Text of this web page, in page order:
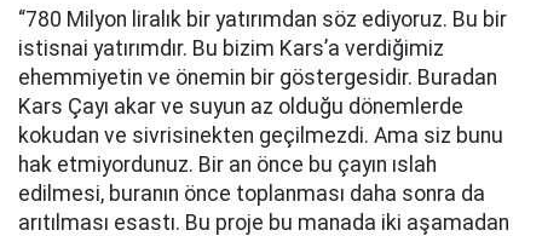
“780 Milyon liralık bir yatırımdan söz ediyoruz. Bu bir
istisnai yatırımdır. Bu bizim Kars’a verdiğimiz
ehemmiyetin ve önemin bir göstergesidir. Buradan
Kars Çayı akar ve suyun az olduğu dönemlerde
kokudan ve sivrisinekten geçilmezdi. Ama siz bunu
hak etmiyordunuz. Bir an önce bu çayın ıslah
edilmesi, buranın önce toplanması daha sonra da
arıtılması esastı. Bu proje bu manada iki aşamadan